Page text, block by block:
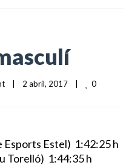
2 abril, 2017 0
Esports Estel) 1:42:25 h
Torelló) 1:44:35 h